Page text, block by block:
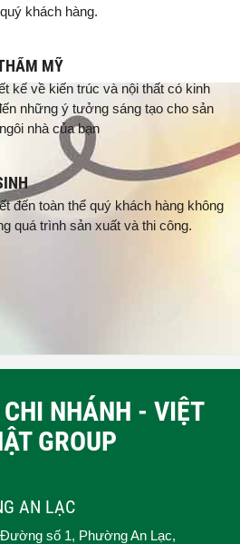
khách hàng.
MỸ
kế về kiến trúc và nội thất có kinh
những ý tưởng sáng tạo cho sản
nhà của bạn
đến toàn thể quý khách hàng không
quá trình sản xuất và thi công.
CHI NHÁNH - VIỆT
GROUP
AN LẠC
số 1, Phường An Lạc,